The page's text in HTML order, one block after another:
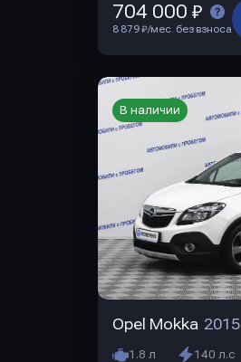
704 000 ₽
8 879 ₽/мес. без взноса
Opel Mokka 2015
1.8 л 140 л.с
В наличии